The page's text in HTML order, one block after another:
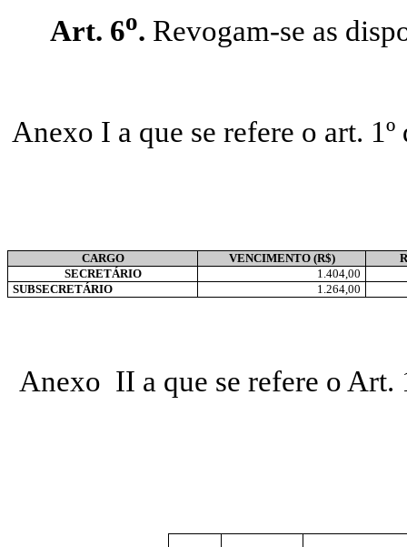
Art. 6o. Revogam-se as
Anexo I a que se refere
CARGO VENCIMENTO (R$)
SECRETÁRIO
1.404,00
SUBSECRETÁRIO
1.264,00
Anexo II a que se refere